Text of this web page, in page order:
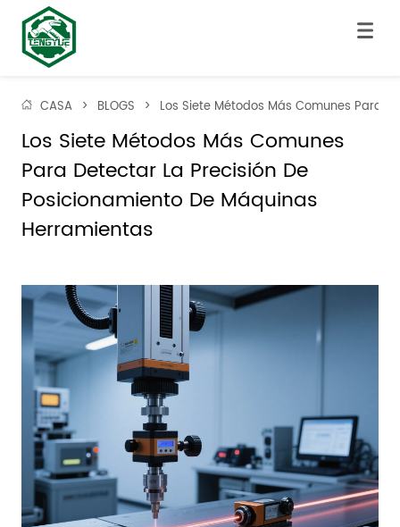
CASA > BLOGS > Los Siete Métodos Más Comunes Para
Los Siete Métodos Más Comunes
Para Detectar La Precisión De
Posicionamiento De Máquinas
Herramientas